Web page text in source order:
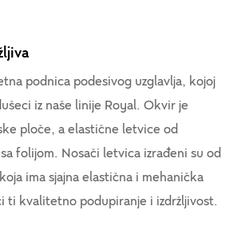
podnica podesivog uzglavlja, kojoj
iz naše linije Royal. Okvir je
ploče, a elastične letvice od
folijom. Nosači letvica izrađeni su od
ima sjajna elastična i mehanička
ti kvalitetno podupiranje i izdržljivost.